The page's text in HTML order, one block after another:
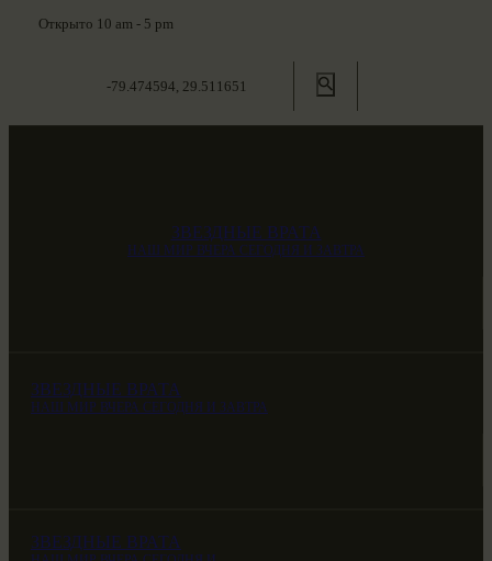
Открыто 10 am - 5 pm
-79.474594, 29.511651
ЗВЕЗДНЫЕ ВРАТА
НАШ МИР ВЧЕРА СЕГОДНЯ И ЗАВТРА
ЗВЕЗДНЫЕ ВРАТА
НАШ МИР ВЧЕРА СЕГОДНЯ И ЗАВТРА
ЗВЕЗДНЫЕ ВРАТА